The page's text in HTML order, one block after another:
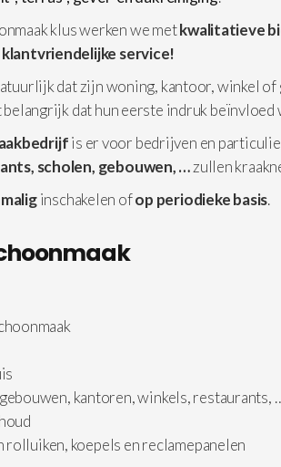
klus werken we metkwalitatieve
service!
dat zijn woning, kantoor, winkel
belangrijk dat hun eerste indruk
is er voor bedrijven en
scholen, gebouwen, …zullen
inschakelen ofop periodieke basis.
kantoren, winkels, restaurants,
rolluiken, koepels en reclamepanelen